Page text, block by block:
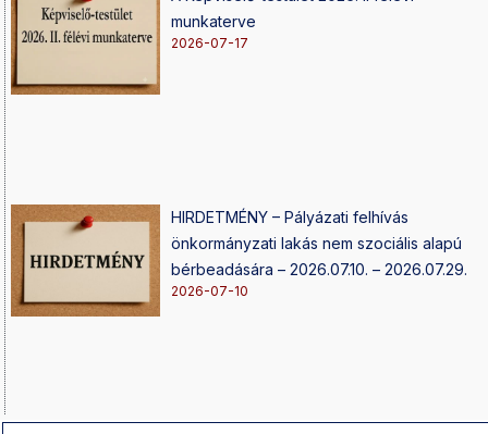
munkaterve
2026-07-17
HIRDETMÉNY – Pályázati felhívás
önkormányzati lakás nem szociális alapú
bérbeadására – 2026.07.10. – 2026.07.29.
2026-07-10